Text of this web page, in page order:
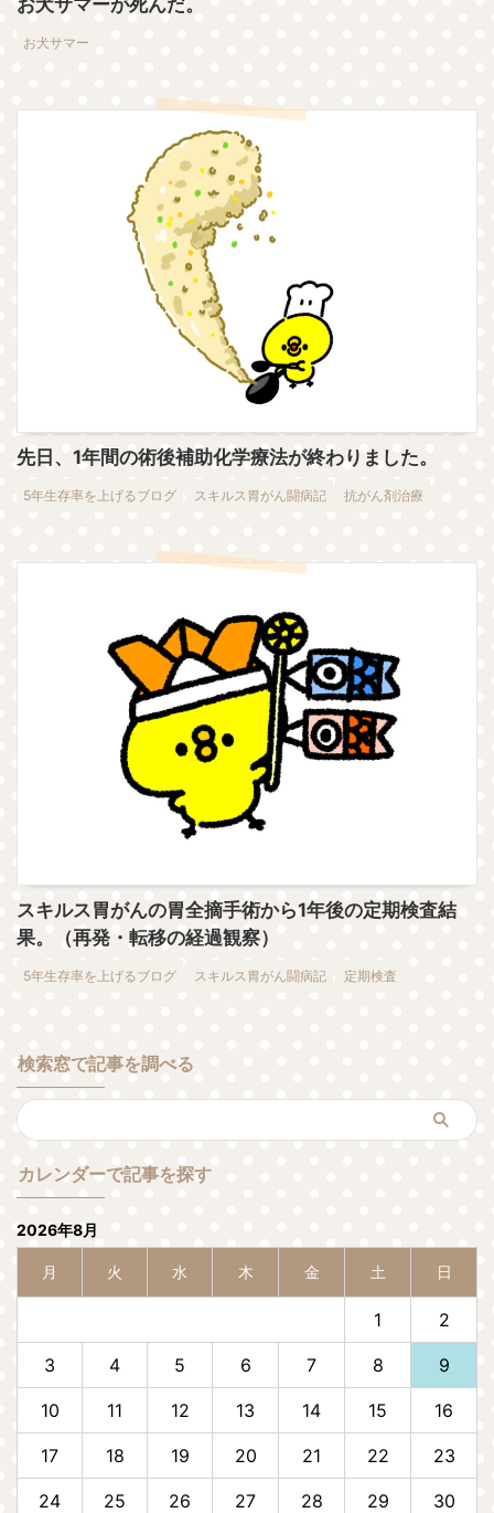
お犬サマー
先日、1年間の術後補助化学療法が終わりました。
5年生存率を上げるブログ スキルス胃がん闘病記 抗がん剤治療
スキルス胃がんの胃全摘手術から1年後の定期検査結
果。（再発・転移の経過観察）
5年生存率を上げるブログ スキルス胃がん闘病記 定期検査
検索窓で記事を調べる
カレンダーで記事を探す
2026年8月
月 火 水 木 金 土 日
1 2
3 4 5 6 7 8 9
10 11 12 13 14 15 16
17 18 19 20 21 22 23
24 25 26 27 28 29 30